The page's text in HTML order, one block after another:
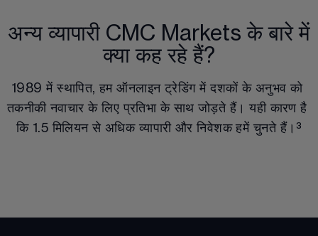
अन्य व्यापारी CMC Markets के बारे में
क्या कह रहे हैं?
1989 में स्थापित, हम ऑनलाइन ट्रेडिंग में दशकों के अनुभव को
तकनीकी नवाचार के लिए प्रतिभा के साथ जोड़ते हैं। यही कारण है
कि 1.5 मिलियन से अधिक व्यापारी और निवेशक हमें चुनते हैं। ³